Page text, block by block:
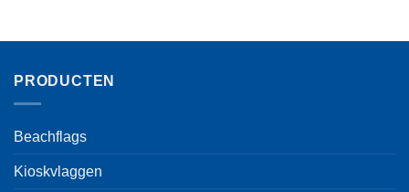
PRODUCTEN
Beachflags
Kioskvlaggen